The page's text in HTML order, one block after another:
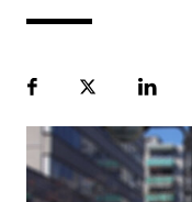
FacebookPlattform